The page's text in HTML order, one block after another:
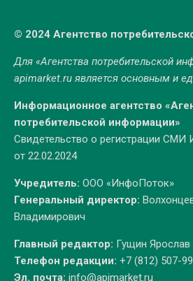
© 2024 Агентство
Для «Агентства потребительской
apimarket.ruявляется основным и
Информационное агентство
потребительской информации»
Свидетельство о регистрации
от 22.02.2024
Учредитель: ООО «ИнфоПоток»
Генеральный директор:
Владимирович
Главный редактор: Гущин Ярослав
Телефон редакции: +7 (812) 507-
Эл. почта: info@apimarket.ru